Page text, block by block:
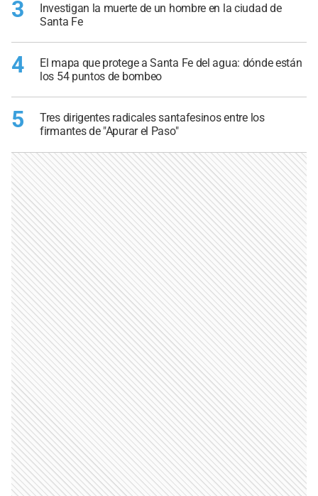
3
Investigan la muerte de un hombre en la ciudad de
Santa Fe
4
El mapa que protege a Santa Fe del agua: dónde están
los 54 puntos de bombeo
5
Tres dirigentes radicales santafesinos entre los
firmantes de "Apurar el Paso"